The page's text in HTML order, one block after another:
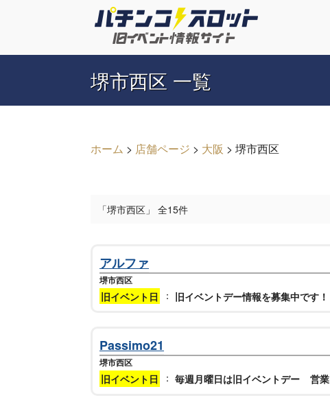
堺市西区 一覧
ホーム > 店舗ページ > 大阪 > 堺市西区
「堺市西区」 全15件
アルファ
堺市西区
旧イベント日 ： 旧イベントデー情報を募集中です！
Passimo21
堺市西区
旧イベント日 ： 毎週月曜日は旧イベントデー 営業